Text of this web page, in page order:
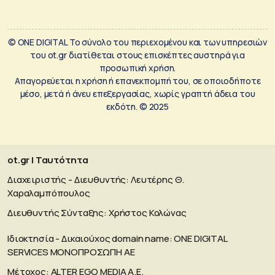
© ONE DIGITAL Το σύνολο του περιεχομένου και των υπηρεσιών
του ot.gr διατίθεται στους επισκέπτες αυστηρά για
προσωπική χρήση.
Απαγορεύεται η χρήση ή επανεκπομπή του, σε οποιοδήποτε
μέσο, μετά ή άνευ επεξεργασίας, χωρίς γραπτή άδεια του
εκδότη. © 2025
ot.gr | Ταυτότητα
Διαχειριστής - Διευθυντής: Λευτέρης Θ.
Χαραλαμπόπουλος
Διευθυντής Σύνταξης: Χρήστος Κολώνας
Ιδιοκτησία - Δικαιούχος domain name: ΟΝΕ DIGITAL
SERVICES MONOΠΡΟΣΩΠΗ ΑΕ
Μέτοχος: ALTER EGO MEDIA A.E.